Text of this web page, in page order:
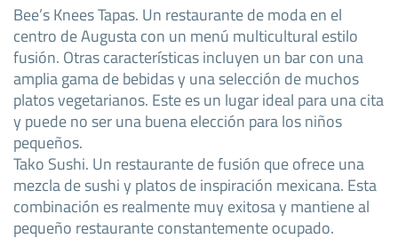
Bee’s Knees Tapas. Un restaurante de moda en el
centro de Augusta con un menú multicultural estilo
fusión. Otras características incluyen un bar con una
amplia gama de bebidas y una selección de muchos
platos vegetarianos. Este es un lugar ideal para una cita
y puede no ser una buena elección para los niños
pequeños.
Tako Sushi. Un restaurante de fusión que ofrece una
mezcla de sushi y platos de inspiración mexicana. Esta
combinación es realmente muy exitosa y mantiene al
pequeño restaurante constantemente ocupado.